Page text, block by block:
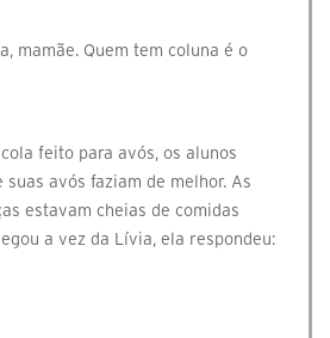
mamãe. Quem tem coluna é o
feito para avós, os alunos
avós faziam de melhor. As
estavam cheias de comidas
a vez da Lívia, ela respondeu: